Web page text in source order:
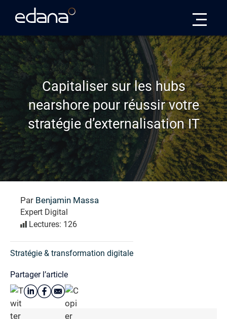
Capitaliser sur les hubs
nearshore pour réussir votre
stratégie d’externalisation IT
Par Benjamin Massa
Expert Digital
Lectures: 126
Stratégie & transformation digitale
Partager l’article